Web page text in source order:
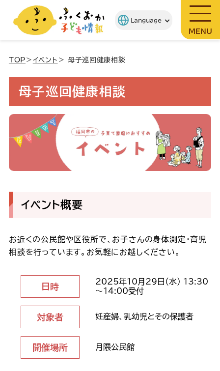
MENU
TOP ＞ イベント ＞ 母子巡回健康相談
母子巡回健康相談
イベント概要
お近くの公民館や区役所で、お子さんの身体測定・育児
相談を行っています。お気軽にお越しください。
日時
2025年10月29日（水） 13:30
～14:00受付
対象者 妊産婦、乳幼児とその保護者
開催場所 月隈公民館